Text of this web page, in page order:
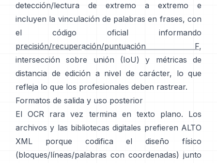
detección/lectura de extremo a extremo e
incluyen la vinculación de palabras en frases, con
el código oficial informando
precisión/recuperación/puntuación F,
intersección sobre unión (IoU) y métricas de
distancia de edición a nivel de carácter, lo que
refleja lo que los profesionales deben rastrear.
Formatos de salida y uso posterior
El OCR rara vez termina en texto plano. Los
archivos y las bibliotecas digitales prefieren ALTO
XML
porque codifica el diseño físico
(bloques/líneas/palabras con coordenadas) junto